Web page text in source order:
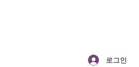
로그인